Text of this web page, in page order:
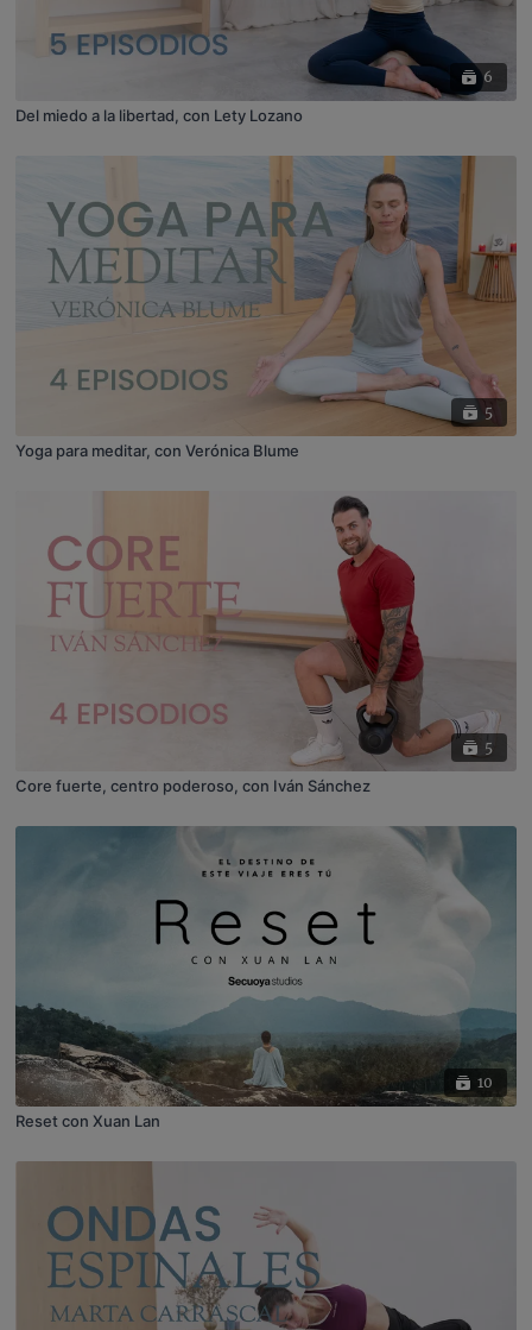
6
Del miedo a la libertad, con Lety Lozano
5
Yoga para meditar, con Verónica Blume
5
Core fuerte, centro poderoso, con Iván Sánchez
10
Reset con Xuan Lan